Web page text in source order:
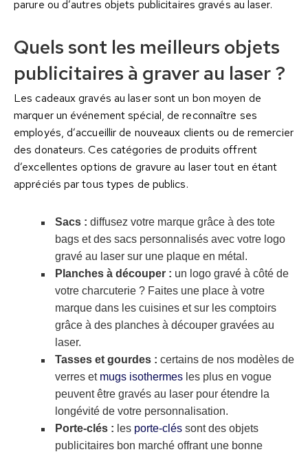
parure ou d’autres objets publicitaires gravés au laser.
Quels sont les meilleurs objets
publicitaires à graver au laser ?
Les cadeaux gravés au laser sont un bon moyen de
marquer un événement spécial, de reconnaître ses
employés, d’accueillir de nouveaux clients ou de remercier
des donateurs. Ces catégories de produits offrent
d’excellentes options de gravure au laser tout en étant
appréciés par tous types de publics.
Sacs : diffusez votre marque grâce à des tote
bags et des sacs personnalisés avec votre logo
gravé au laser sur une plaque en métal.
Planches à découper : un logo gravé à côté de
votre charcuterie ? Faites une place à votre
marque dans les cuisines et sur les comptoirs
grâce à des planches à découper gravées au
laser.
Tasses et gourdes : certains de nos modèles de
verres et mugs isothermes les plus en vogue
peuvent être gravés au laser pour étendre la
longévité de votre personnalisation.
Porte-clés : les porte-clés sont des objets
publicitaires bon marché offrant une bonne